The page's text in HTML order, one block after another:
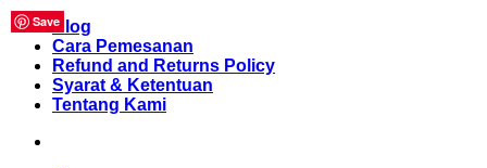
Skip
content
Blog
Cara Pemesanan
Refund and Returns Policy
Syarat & Ketentuan
Tentang Kami
Save
Save
Save
Save
Save
Save
Save
Save
Save
Save
Save
Save